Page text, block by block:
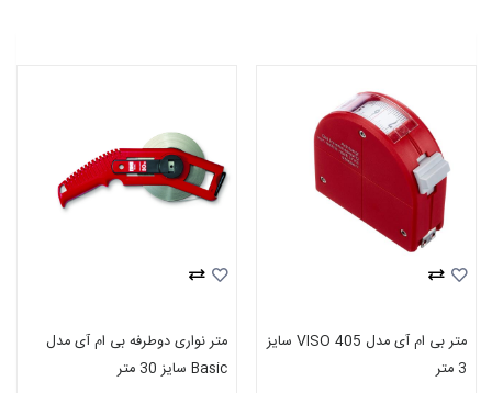
متر بی ام آی مدل VISO 405 سایز
3 متر
متر نواری دو‌طرفه بی ام آی مدل
Basic سایز 30 متر